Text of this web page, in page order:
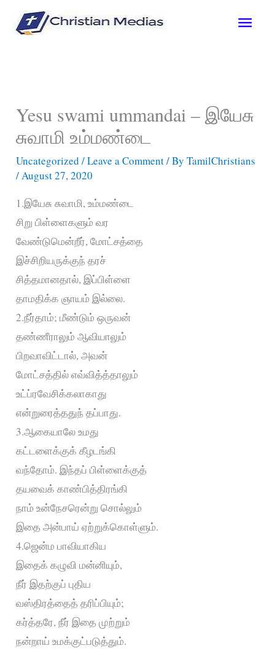
Main
Yesu swami ummandai – இயேசு
சுவாமி உம்மண்டை
Uncategorized /Leave a Comment/ ByTamilChristians
/ August 27, 2020
1.இயேசு சுவாமி, உம்மண்டை
சிறு பிள்ளைகளும் வர
வேண்டுமென்றீர், மோட்சத்தை
இச்சிறியருக்குந் தரச்
சித்தமானதால், இப்பிள்ளை
தாமதிக்க ஞாயம் இல்லை.
2.நீர்தாம்; மீண்டும் ஒருவன்
தண்ணீராலும் ஆவியாலும்
பிறவாவிட்டால், அவன்
மோட்சத்தில் எவ்வித்த்தாலும்
உட்ப்ரவேசிக்கலாகாது
என்றுரைத்ததுந் தப்பாது.
3.ஆகையாலே உமது
கட்டளைக்குக் கீழடங்கி
வந்தோம். இந்தப் பிள்ளைக்குத்
தயவைக் காண்பித்திரங்கி
நாம் உன்நேசரென்று சொல்லும்
இதை அன்பாய் ஏற்றுக்கொள்ளும்.
4.ஜென்ம பாவியாகிய
இதைக் கழுவி மன்னியும்,
நீர் இதற்குப் புதிய
வஸ்திரத்தைத் தரிப்பியும்;
கர்த்தரே, நீர் இதை முற்றும்
நன்றாய் உமக்குட்படுத்தும்.